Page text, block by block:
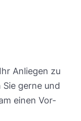
Anliegen zu
gerne und
einen Vor-